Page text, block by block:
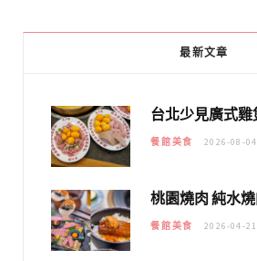
最新文章
餐館美食 2026-08-04
餐館美食 2026-04-21